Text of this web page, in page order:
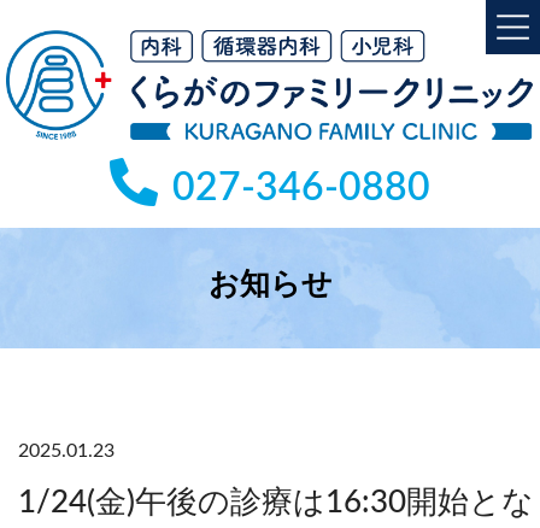
テ
ン
ゲ
ー
027-346-0880
お知らせ
2025.01.23
1/24(金)午後の診療は16:30開始とな